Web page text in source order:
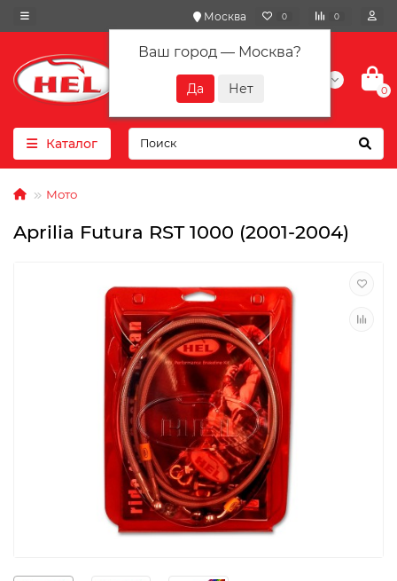
Москва
Ваш город — Москва?
0 0
+7(901) 417-10-01
0
Каталог
Мото
Aprilia Futura RST 1000 (2001-2004)